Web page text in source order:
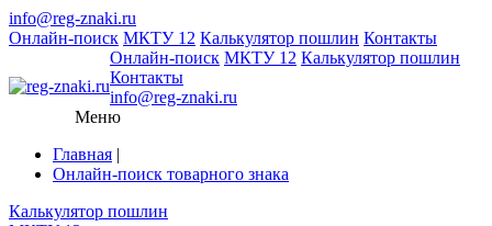
info@reg-znaki.ru
Онлайн-поиск МКТУ 12 Калькулятор пошлин Контакты
Онлайн-поиск МКТУ 12 Калькулятор пошлин
Контакты
info@reg-znaki.ru
Меню
Главная |
Онлайн-поиск товарного знака
Калькулятор пошлин